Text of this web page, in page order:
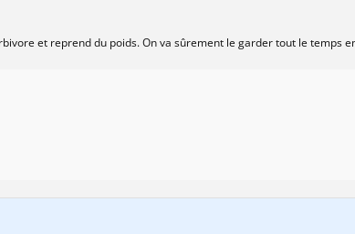
et reprend du poids. On va sûrement le garder tout le temps